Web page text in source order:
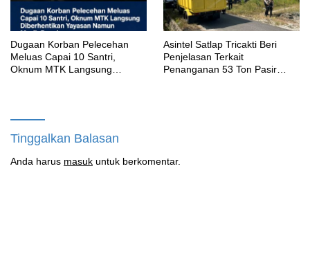
‎Dugaan Korban Pelecehan
Meluas Capai 10 Santri,
Oknum MTK Langsung
Asintel Satlap Tricakti Beri
Penjelasan Terkait
Penanganan 53 Ton Pasir
Tinggalkan Balasan
Anda harus masuk untuk berkomentar.